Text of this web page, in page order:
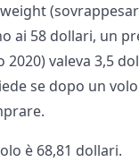
58 dollari, un
valeva 3,5
se dopo un
è 68,81 dollari.